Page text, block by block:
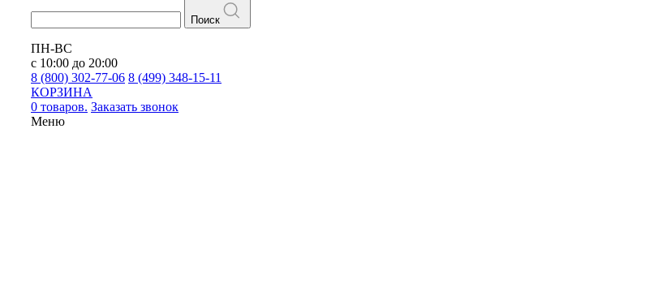
Поиск
ПН-ВС
с 10:00 до 20:00
8 (800) 302-77-06 8 (499) 348-15-11
КОРЗИНА
0 товаров. Заказать звонок
Меню